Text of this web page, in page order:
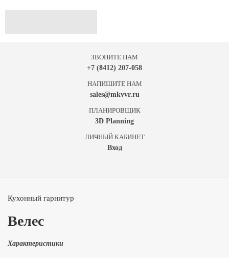
ЗВОНИТЕ НАМ
+7 (8412) 207-058
НАПИШИТЕ НАМ
sales@mkvvr.ru
ПЛАНИРОВЩИК
3D Planning
ЛИЧНЫЙ КАБИНЕТ
Вход
Кухонный гарнитур
Велес
Характеристики